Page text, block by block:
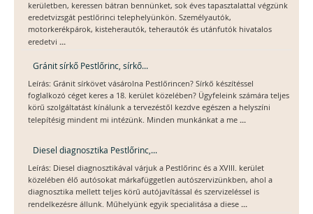
kerületben, keressen bátran bennünket, sok éves tapasztalattal végzünk
eredetvizsgát pestlőrinci telephelyünkön. Személyautók,
motorkerékpárok, kisteherautók, teherautók és utánfutók hivatalos
eredetvi ...
Gránit sírkő Pestlőrinc, sírkő...
Leírás: Gránit sírkövet vásárolna Pestlőrincen? Sírkő készítéssel
foglalkozó céget keres a 18. kerület közelében? Ügyfeleink számára teljes
körű szolgáltatást kínálunk a tervezéstől kezdve egészen a helyszíni
telepítésig mindent mi intézünk. Minden munkánkat a me ...
Diesel diagnosztika Pestlőrinc,...
Leírás: Diesel diagnosztikával várjuk a Pestlőrinc és a XVIII. kerület
közelében élő autósokat márkafüggetlen autószervizünkben, ahol a
diagnosztika mellett teljes körű autójavítással és szervizeléssel is
rendelkezésre állunk. Műhelyünk egyik specialitása a diese ...